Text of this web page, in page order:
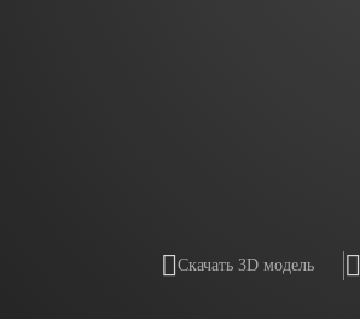
Скачать 3D модель